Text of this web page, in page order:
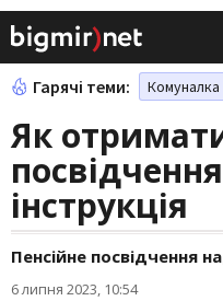
Гарячі теми: Комуналка
Як
інструкція
Пенсійне посвідчення
6 липня 2023, 10:54